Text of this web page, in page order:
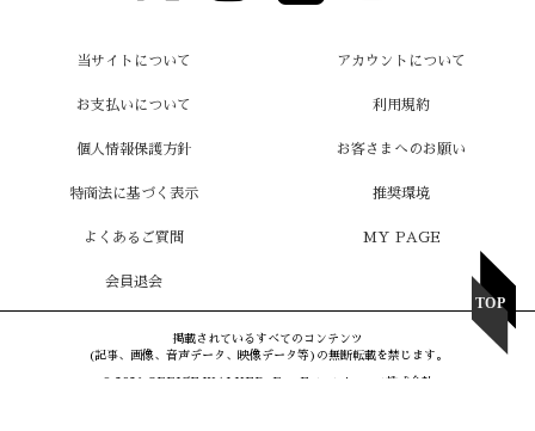
当サイトについて アカウントについて
お支払いについて 利用規約
個人情報保護方針 お客さまへのお願い
特商法に基づく表示 推奨環境
よくあるご質問 MY PAGE
会員退会
掲載されているすべてのコンテンツ
(記事、画像、音声データ、映像データ等)の無断転載を禁じます。
© 2026 OFFICE WALKER, FamEntertainment株式会社